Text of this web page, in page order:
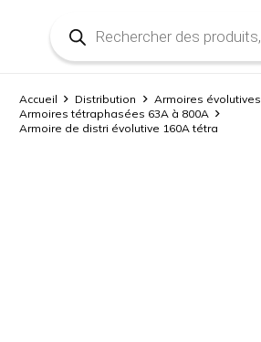
produits
Accueil Distribution
Armoires évolutives
Armoires tétraphasées 63A à 800A
Armoire de distri évolutive 160A tétra